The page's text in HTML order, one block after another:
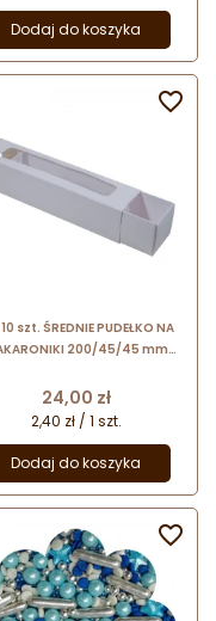
Dodaj do koszyka
szt. ŚREDNIE PUDEŁKO NA
200/45/45 mm
makaroniki z okienkiem
Cena
24,00 zł
2,40 zł / 1 szt.
Dodaj do koszyka

